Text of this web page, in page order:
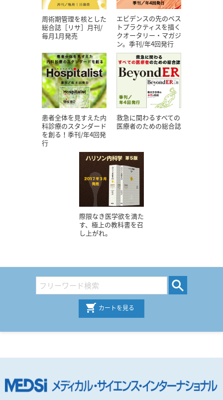
周術期管理を核とした
総合誌［リサ］月刊/
毎月1月発売
エビデンスの先のベス
トプラクティスを描く
クオータリー・マガジ
ン。季刊/年4回発行
患者全体を見すえた内
科診療のスタンダード
を創る！季刊/年4回発
行
救急に関わるすべての
医療者のための総合誌
際限なき医学欲を満た
す、極上の教科書を召
し上がれ。
カートを見る